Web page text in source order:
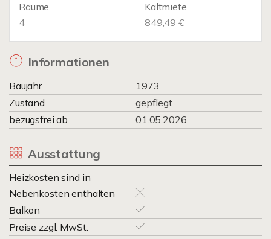
Räume
4
Kaltmiete
849,49 €
Informationen
Baujahr
1973
Zustand
gepflegt
bezugsfrei ab
01.05.2026
Ausstattung
Heizkosten sind in
Nebenkosten enthalten
Balkon
Preise zzgl. MwSt.